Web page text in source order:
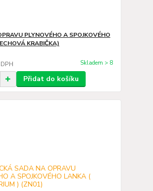
PLYNOVÉHO A SPOJKOVÉHO
KRABIČKA)
Skladem > 8
Přidat do košíku